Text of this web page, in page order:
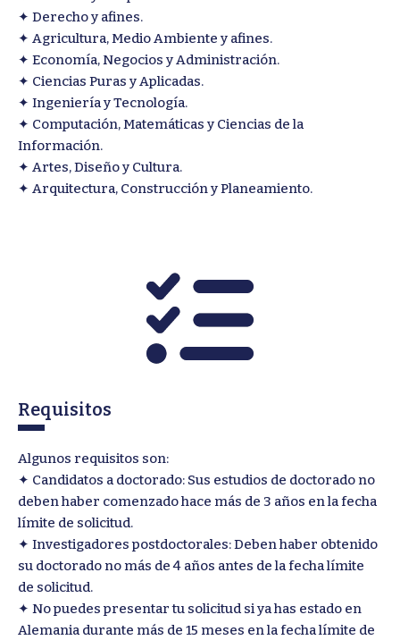
✦ Derecho y afines.
✦ Agricultura, Medio Ambiente y afines.
✦ Economía, Negocios y Administración.
✦ Ciencias Puras y Aplicadas.
✦ Ingeniería y Tecnología.
✦ Computación, Matemáticas y Ciencias de la
Información.
✦ Artes, Diseño y Cultura.
✦ Arquitectura, Construcción y Planeamiento.
Requisitos
Algunos requisitos son:
✦ Candidatos a doctorado: Sus estudios de doctorado no
deben haber comenzado hace más de 3 años en la fecha
límite de solicitud.
✦ Investigadores postdoctorales: Deben haber obtenido
su doctorado no más de 4 años antes de la fecha límite
de solicitud.
✦ No puedes presentar tu solicitud si ya has estado en
Alemania durante más de 15 meses en la fecha límite de